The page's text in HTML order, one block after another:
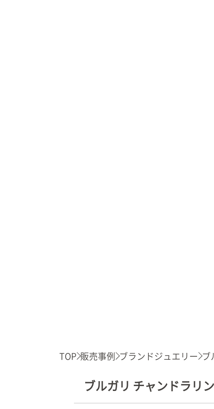
TOP 販売事例 ブランドジュエリー ブ
ブルガリ チャンドラリ